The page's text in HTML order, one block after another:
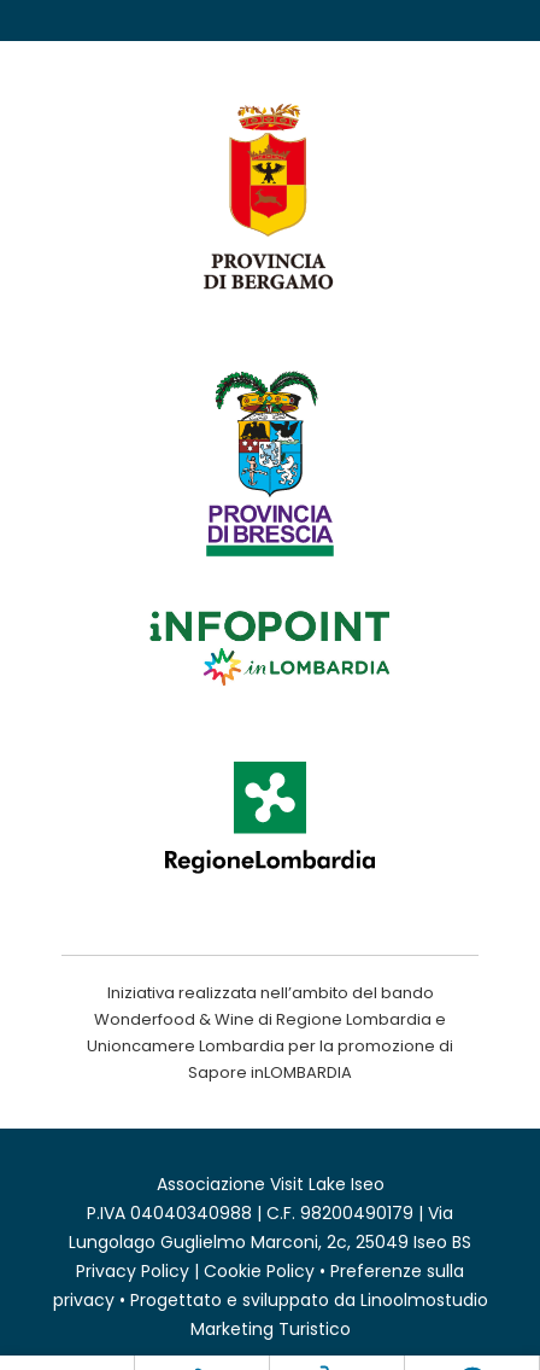
Iniziativa realizzata nell’ambito del bando
Wonderfood & Wine di Regione Lombardia e
Unioncamere Lombardia per la promozione di
Sapore inLOMBARDIA
Associazione Visit Lake Iseo
P.IVA 04040340988 | C.F. 98200490179 | Via
Lungolago Guglielmo Marconi, 2c, 25049 Iseo BS
Privacy Policy | Cookie Policy • Preferenze sulla
privacy• Progettato e sviluppato da Linoolmostudio
Marketing Turistico